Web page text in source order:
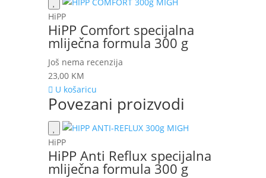
HiPP
HiPP Comfort specijalna
mliječna formula 300 g
Još nema recenzija
23,00 KM
U košaricu
Povezani proizvodi
HiPP
HiPP Anti Reflux specijalna
mliječna formula 300 g